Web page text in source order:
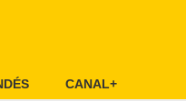
CANAL+